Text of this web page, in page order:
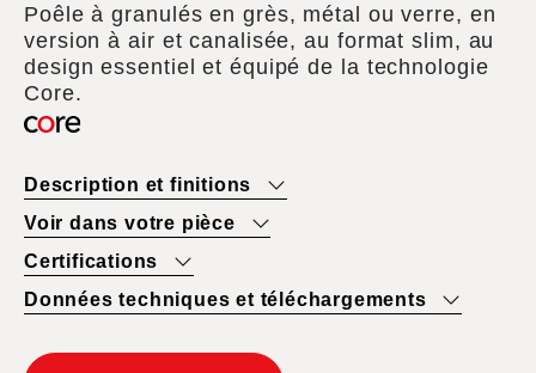
Poêle à granulés en grès, métal ou verre, en
version à air et canalisée, au format slim, au
design essentiel et équipé de la technologie
Core.
Description et finitions
Voir dans votre pièce
Certifications
Données techniques et téléchargements